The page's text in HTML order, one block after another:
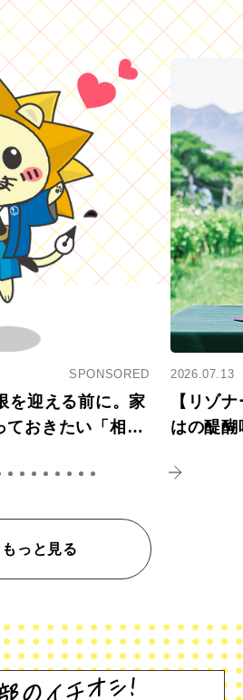
SPONSORED
を迎える前に。家
ておきたい「相続
2026.07.13
【リゾ
はの醍
もっと見る